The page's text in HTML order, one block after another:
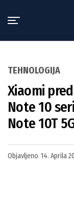
TEHNOLOGIJA
Xiaomi
Note 10
Note 10T
Objavljeno 14. Aprila